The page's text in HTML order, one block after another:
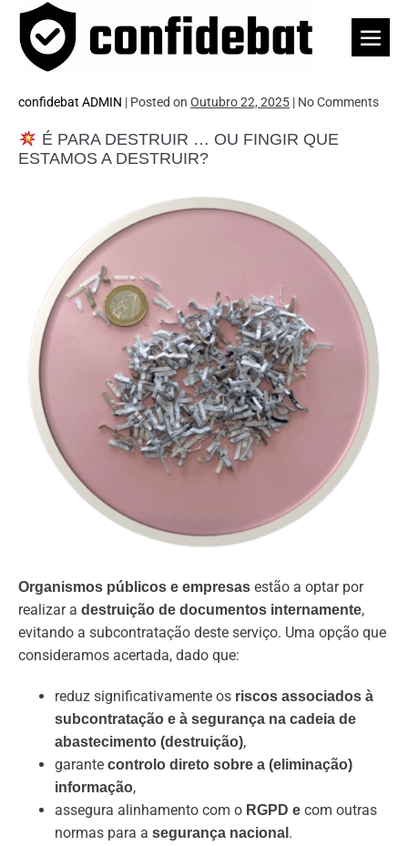
Skip
content
confidebat ADMIN | Posted on Outubro 22, 2025 | NoComments
É PARA DESTRUIR … OU FINGIR QUE
ESTAMOS A DESTRUIR?
Organismos públicos e empresas estão a optar por
realizar a destruição de documentos internamente,
evitando a subcontratação deste serviço. Uma opção que
consideramos acertada, dado que:
reduz significativamente os riscos associados à
subcontratação e à segurança na cadeia de
abastecimento (destruição),
garante controlo direto sobre a (eliminação)
informação,
assegura alinhamento com o RGPD e com outras
normas para a segurança nacional .